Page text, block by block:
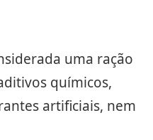
uma ração
químicos,
artificiais, nem